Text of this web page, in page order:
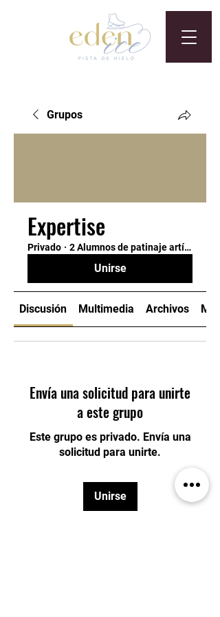
Grupos
Expertise
Privado · 2 Alumnos de patinaje artístico
Unirse
Discusión Multimedia Archivos
Envía una solicitud para unirte
a este grupo
Este grupo es privado. Envía una
solicitud para unirte.
Unirse